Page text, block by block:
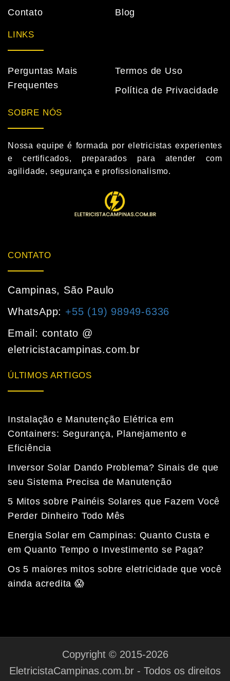
Contato
Blog
LINKS
Perguntas Mais
Frequentes
Termos de Uso
Política de Privacidade
SOBRE NÓS
Nossa equipe é formada por eletricistas experientes
e certificados, preparados para atender com
agilidade, segurança e profissionalismo.
CONTATO
Campinas, São Paulo
WhatsApp: +55 (19) 98949-6336
Email: contato @
eletricistacampinas.com.br
ÚLTIMOS ARTIGOS
Instalação e Manutenção Elétrica em
Containers: Segurança, Planejamento e
Eficiência
Inversor Solar Dando Problema? Sinais de que
seu Sistema Precisa de Manutenção
5 Mitos sobre Painéis Solares que Fazem Você
Perder Dinheiro Todo Mês
Energia Solar em Campinas: Quanto Custa e
em Quanto Tempo o Investimento se Paga?
Os 5 maiores mitos sobre eletricidade que você
ainda acredita 😱
Copyright © 2015-2026
EletricistaCampinas.com.br - Todos os direitos
Fale com a nossa equipe
Tempo médio de resposta: 15 minutos